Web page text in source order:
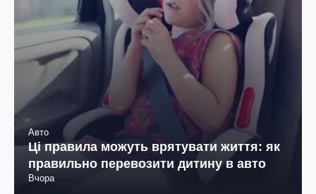
Авто
Ці правила можуть врятувати життя: як
правильно перевозити дитину в авто
Вчора